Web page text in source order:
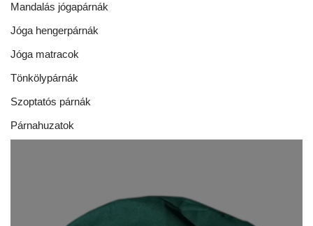
Mandalás jógapárnák
Jóga hengerpárnák
Jóga matracok
Tönkölypárnák
Szoptatós párnák
Párnahuzatok